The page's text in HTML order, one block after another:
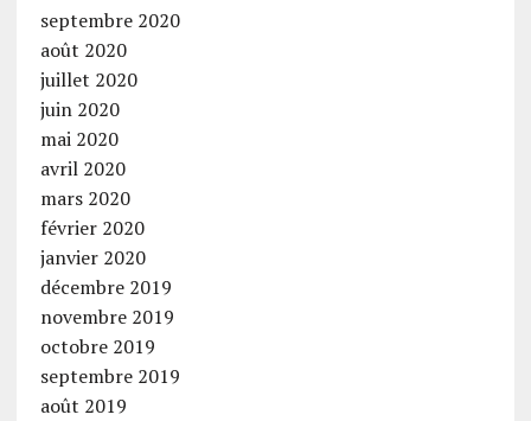
septembre 2020
août 2020
juillet 2020
juin 2020
mai 2020
avril 2020
mars 2020
février 2020
janvier 2020
décembre 2019
novembre 2019
octobre 2019
septembre 2019
août 2019